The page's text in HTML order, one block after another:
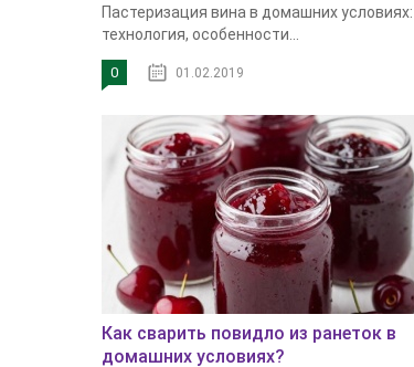
Пастеризация вина в домашних условиях:
технология, особенности...
0 01.02.2019
Как сварить повидло из ранеток в
домашних условиях?